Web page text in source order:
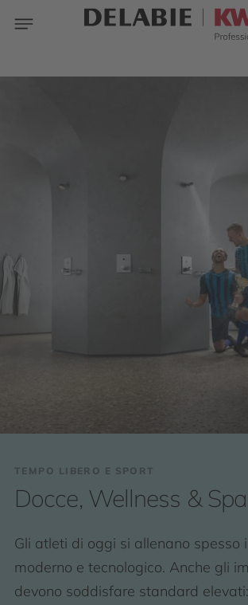
TEMPO LIBERO E SPORT
Docce, Wellness & Spa
Gli atleti di oggi si allenano spesso
moderno e tecnologico. Anche gli
devono soddisfare standard